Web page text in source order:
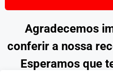
Agradecemos
conferir a nossa
Esperamos que